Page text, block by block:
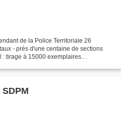
de la Police Territoriale 26
- près d'une centaine de sections
: tirage à 15000 exemplaires